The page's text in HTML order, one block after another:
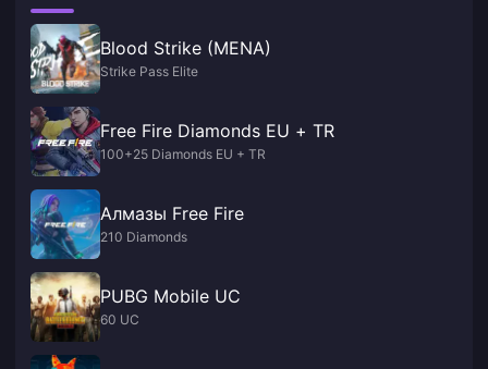
Blood Strike (MENA)
Strike Pass Elite
Free Fire Diamonds EU + TR
100+25 Diamonds EU + TR
Алмазы Free Fire
210 Diamonds
PUBG Mobile UC
60 UC